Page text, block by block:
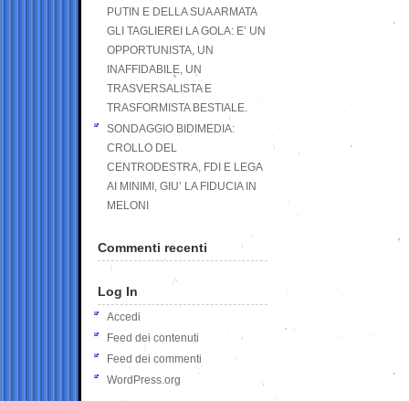
PUTIN E DELLA SUA ARMATA
GLI TAGLIEREI LA GOLA: E’ UN
OPPORTUNISTA, UN
INAFFIDABILE, UN
TRASVERSALISTA E
TRASFORMISTA BESTIALE.
SONDAGGIO BIDIMEDIA:
CROLLO DEL
CENTRODESTRA, FDI E LEGA
AI MINIMI, GIU’ LA FIDUCIA IN
MELONI
Commenti recenti
Log In
Accedi
Feed dei contenuti
Feed dei commenti
WordPress.org